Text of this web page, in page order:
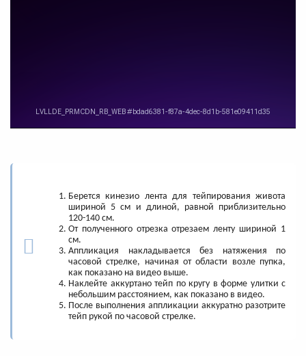
Берется кинезио лента для тейпирования живота
шириной 5 см и длиной, равной приблизительно
120-140 см.
От полученного отрезка отрезаем ленту шириной 1
см.
Аппликация накладывается без натяжения по
часовой стрелке, начиная от области возле пупка,
как показано на видео выше.
Наклейте аккуртано тейп по кругу в форме улитки с
небольшим расстоянием, как показано в видео.
После выполнения аппликации аккуратно разотрите
тейп рукой по часовой стрелке.